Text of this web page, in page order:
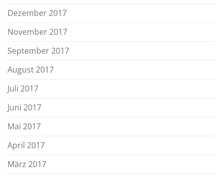
Dezember 2017
November 2017
September 2017
August 2017
Juli 2017
Juni 2017
Mai 2017
April 2017
März 2017